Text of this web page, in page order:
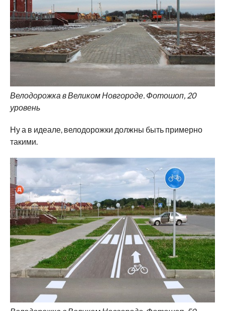
Велодорожка в Великом Новгороде. Фотошоп, 20
уровень
Ну а в идеале, велодорожки должны быть примерно
такими.